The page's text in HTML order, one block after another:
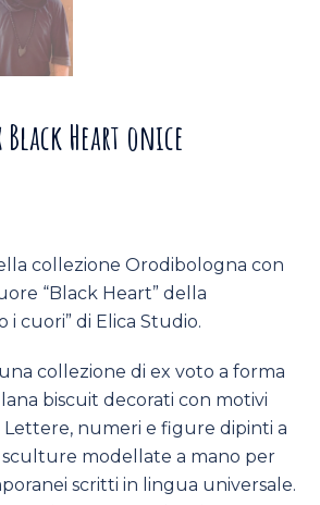
Heart onice
collezione Orodibologna con
“Black Heart” della
cuori” di Elica Studio.
collezione di ex voto a forma
biscuit decorati con motivi
Lettere, numeri e figure dipinti a
modellate a mano per
scritti in lingua universale.